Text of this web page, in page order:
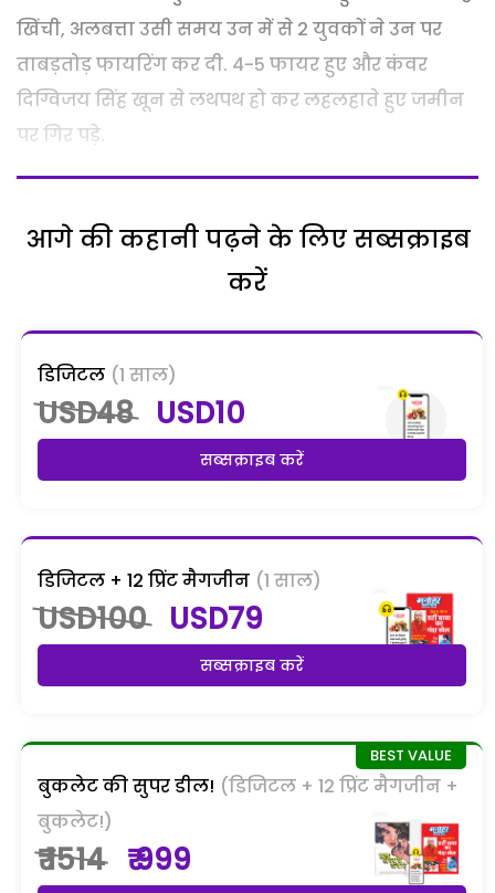
खिंची, अलबत्ता उसी समय उन में से 2 युवकों ने उन पर
ताबड़तोड़ फायरिंग कर दी. 4-5 फायर हुए और कंवर
दिग्विजय सिंह खून से लथपथ हो कर लहलहाते हुए जमीन
पर गिर पड़े.
आगे की कहानी पढ़ने के लिए सब्सक्राइब
करें
डिजिटल (1 साल)
USD48 USD10
सब्सक्राइब करें
डिजिटल + 12 प्रिंट मैगजीन (1 साल)
USD100 USD79
सब्सक्राइब करें
बुकलेट की सुपर डील! (डिजिटल + 12 प्रिंट मैगजीन +
बुकलेट!)
₹ 1514 ₹ 999